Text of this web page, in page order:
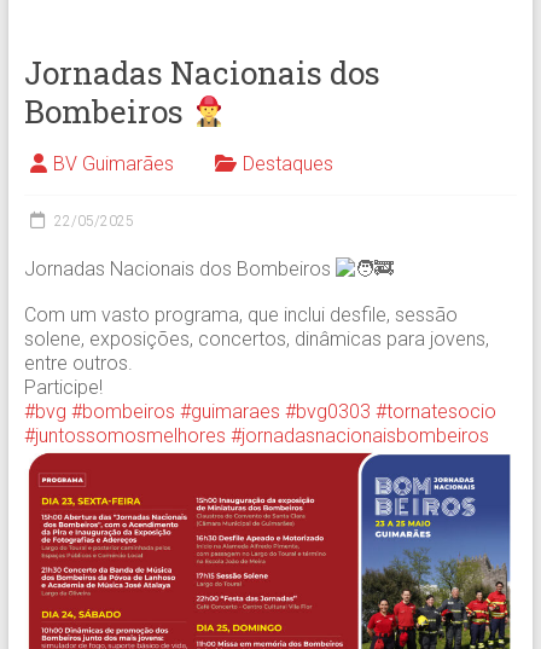
Jornadas Nacionais dos
Bombeiros
BV Guimarães Destaques
22/05/2025
Jornadas Nacionais dos Bombeiros
Com um vasto programa, que inclui desfile, sessão
solene, exposições, concertos, dinâmicas para jovens,
entre outros.
Participe!
#bvg #bombeiros #guimaraes #bvg0303 #tornatesocio
#juntossomosmelhores #jornadasnacionaisbombeiros